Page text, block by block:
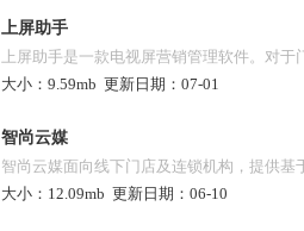
上屏助手
上屏助手是一款电视屏营销管理软件。对
视上安装上屏助手app，就可通过手机方便
时随地发布海报、视频、字幕等营销素材，
进行营销，吸引顾客进店。
大小： 9.59mb 更新日期： 07-01
智尚云媒
智尚云媒面向线下门店及连锁机构，提供基
式运营和营销k8凯发天生赢家的解决方案，
大小： 12.09mb 更新日期： 06-10